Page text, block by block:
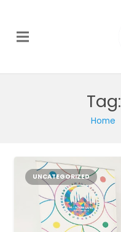
Tag:
Home
UNCATEGORIZED